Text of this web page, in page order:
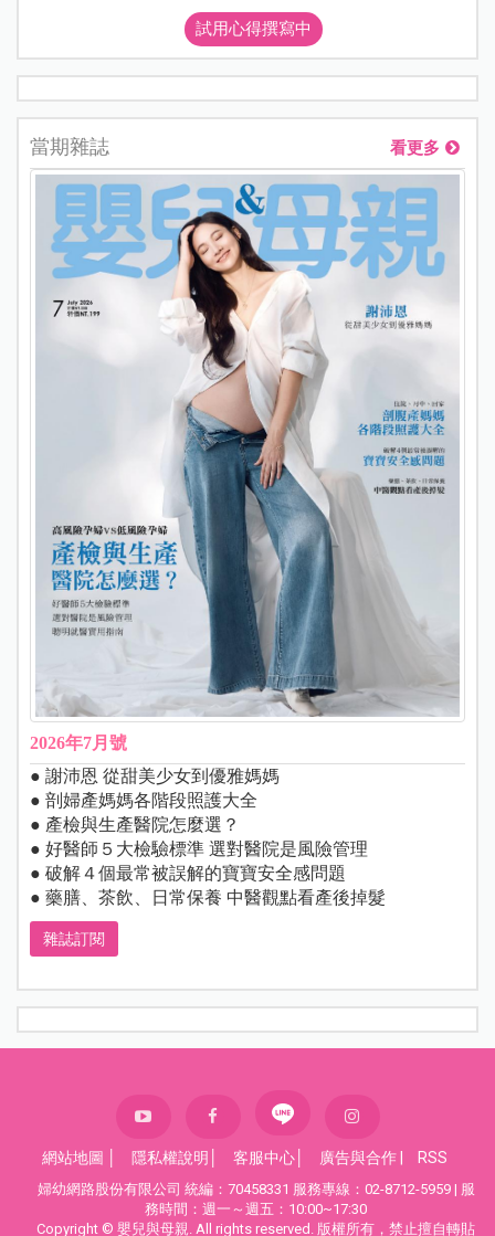
試用心得撰寫中
當期雜誌 看更多
2026年7月號
● 謝沛恩 從甜美少女到優雅媽媽
● 剖婦產媽媽各階段照護大全
● 產檢與生產醫院怎麼選？
● 好醫師５大檢驗標準 選對醫院是風險管理
● 破解４個最常被誤解的寶寶安全感問題
● 藥膳、茶飲、日常保養 中醫觀點看產後掉髮
雜誌訂閱
網站地圖 隱私權說明 客服中心 廣告與合作 RSS
婦幼網路股份有限公司 統編：70458331 服務專線：02-8712-5959 | 服
務時間：週一～週五：10:00~17:30
Copyright © 嬰兒與母親. All rights reserved. 版權所有，禁止擅自轉貼